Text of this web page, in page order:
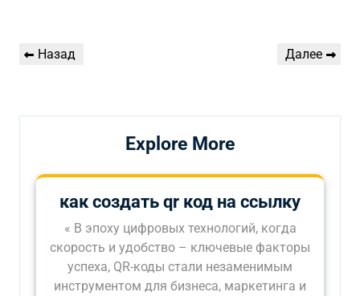
по
Предыдущая
Назад
Следующая
Далее
Explore More
как создать qr код на ссылку
« В эпоху цифровых технологий, когда
скорость и удобство – ключевые факторы
успеха, QR-коды стали незаменимым
инструментом для бизнеса, маркетинга и